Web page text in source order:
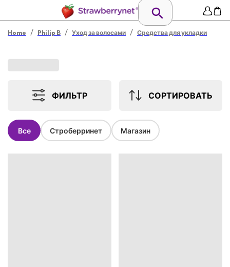
Home / Philip B / Уход за волосами / Средства для укладки
ФИЛЬТР СОРТИРОВАТЬ
Все Строберринет Магазин